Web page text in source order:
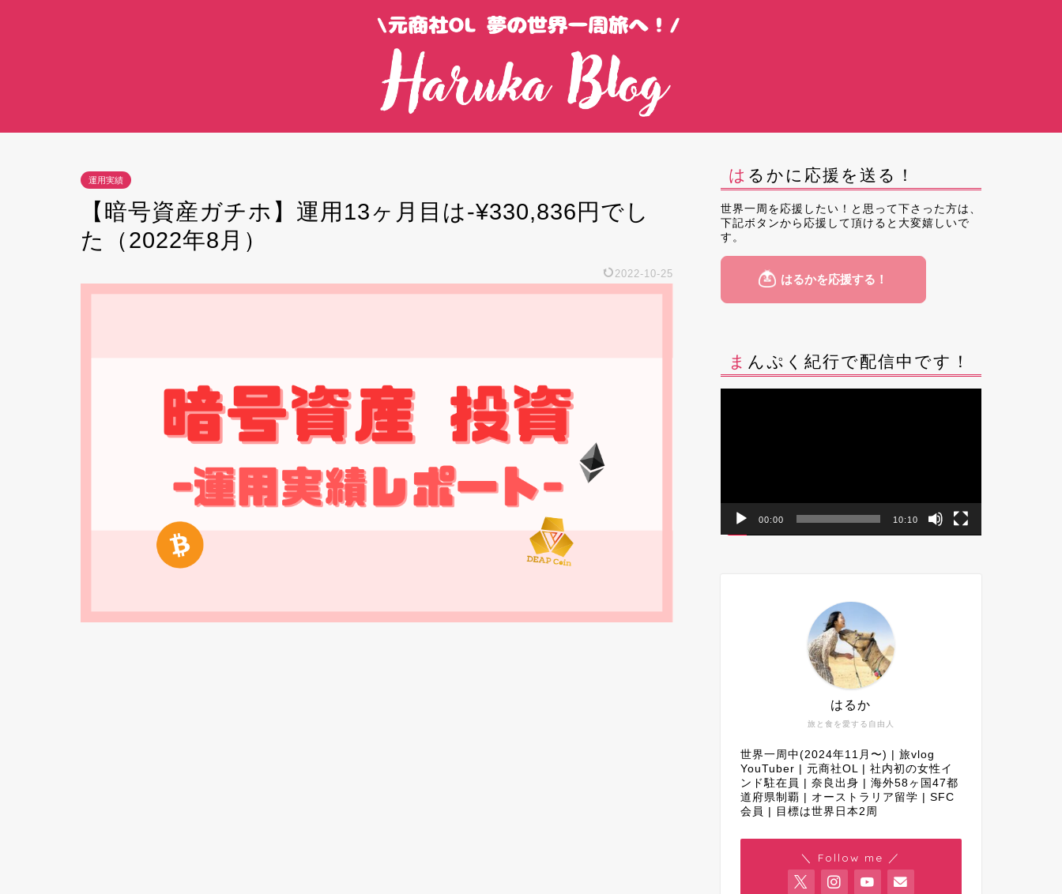
運用実績
【暗号資産ガチホ】運用13ヶ月目は-¥330,836円でし
た（2022年8月）
2022-10-25
はるかに応援を送る！
世界一周を応援したい！と思って下さった方は、
下記ボタンから応援して頂けると大変嬉しいで
す。
まんぷく紀行で配信中です！
00:00 10:10
旅と食を愛する自由人
はるか
世界一周中(2024年11月〜) | 旅vlog
YouTuber | 元商社OL | 社内初の女性イ
ンド駐在員 | 奈良出身 | 海外58ヶ国47都
道府県制覇 | オーストラリア留学 | SFC
会員 | 目標は世界日本2周
＼ Follow me ／